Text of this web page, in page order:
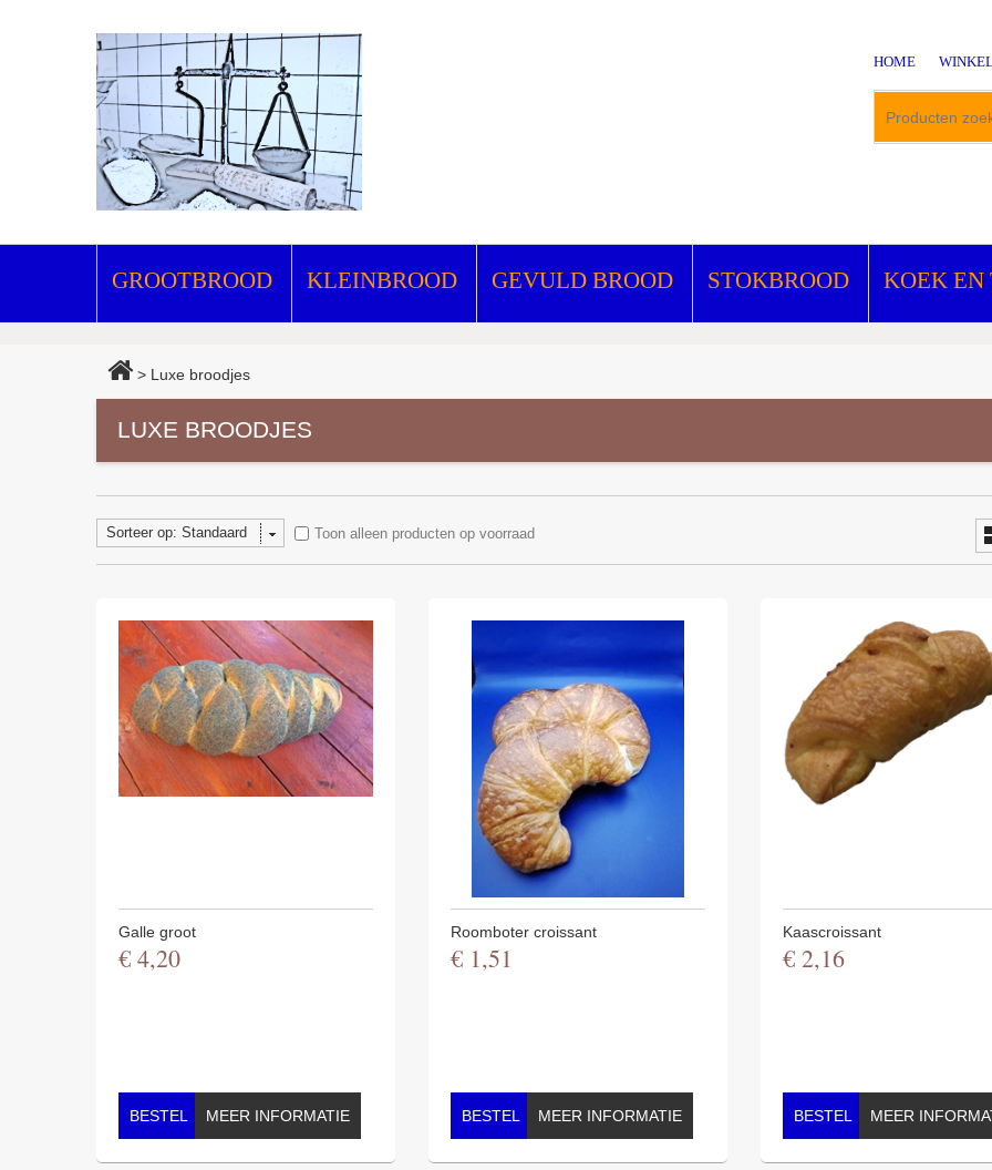
HOME
GROOTBROOD KLEINBROOD GEVULD BROOD STOKBROOD KOEK EN
> Luxe broodjes
LUXE BROODJES
Sorteer op: Standaard Toon alleen producten op voorraad
Galle groot
€ 4,20
BESTEL MEER INFORMATIE
Roomboter croissant
€ 1,51
BESTEL MEER INFORMATIE
Kaascroissant
€ 2,16
BESTEL MEER